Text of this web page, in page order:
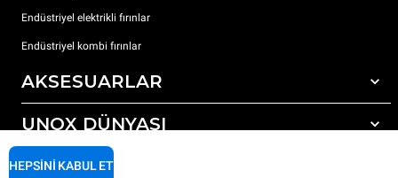
Endüstriyel elektrikli fırınlar
Endüstriyel kombi fırınlar
AKSESUARLAR
Tüm aksesuarlar
Otomatik yıkama için deterjanlar
UNOX DÜNYASI
Dünyadaki ofislerimizx
DESTEK
HEPSINI KABUL ET